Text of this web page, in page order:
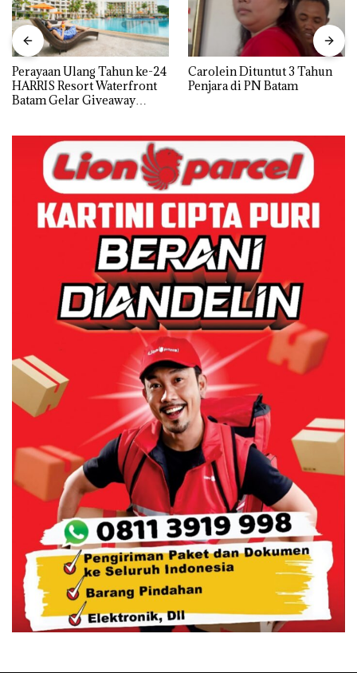
Perayaan Ulang Tahun ke-24
HARRIS Resort Waterfront
Batam Gelar Giveaway
Carolein Dituntut 3 Tahun
Penjara di PN Batam